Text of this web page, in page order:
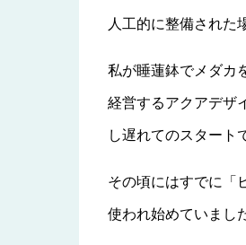
人工的に整備された
私が睡蓮鉢でメダカ
経営するアクアデザ
し遅れてのスタート
その頃にはすでに「
使われ始めていまし